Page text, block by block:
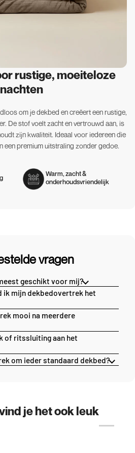
rustige, moeiteloze
nachten
om je dekbed en creëert een rustige,
De stof voelt zacht en vertrouwd aan, is
zijn kwaliteit. Ideaal voor iedereen die
een premium uitstraling zonder gedoe.
Warm, zacht &
onderhoudsvriendelijk
vragen
geschikt voor mij?
ik mijn dekbedovertrek het
mooi na meerdere
of ritssluiting aan het
om ieder standaard dekbed?
je het ook leuk